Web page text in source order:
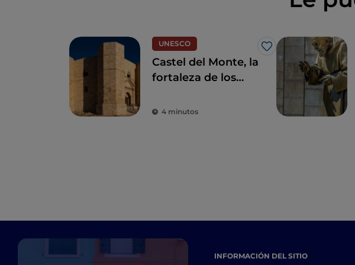
UNESCO
Me gusta
Castel del Monte, la
fortaleza de los
4 minutos
INFORMACIÓN DEL SITIO